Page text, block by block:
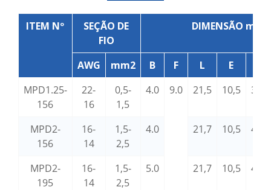
ITEM Nº
SEÇÃO DE
FIO
DIMENSÃO mm
AWG mm2 B F L E
MPD1.25-
156
22-
16
0,5-
1,5
4.0 9.0 21,5 10,5 3,8
MPD2-
156
16-
14
1,5-
2,5
4.0 21,7 10,5 4.3
MPD2-
195
16-
14
1,5-
2,5
5.0 21,7 10,5 4.3